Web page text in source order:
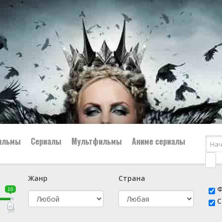
👨‍✈️ Военный
🕵️‍♂️ Детектив
Сериалы Мультфильмы Аниме сериалы
10
10
Жанр
Страна